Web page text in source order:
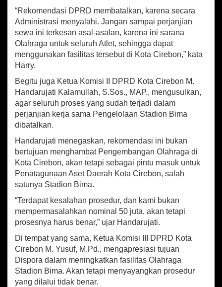
“Rekomendasi DPRD membatalkan, karena secara
Administrasi menyalahi. Jangan sampai perjanjian
sewa ini terkesan asal-asalan, karena ini sarana
Olahraga untuk seluruh Atlet, sehingga dapat
menggunakan fasilitas tersebut di Kota Cirebon,” kata
Harry.
Begitu juga Ketua Komisi II DPRD Kota Cirebon M.
Handarujati Kalamullah, S.Sos., MAP., mengusulkan,
agar seluruh proses yang sudah terjadi dalam
perjanjian kerja sama Pengelolaan Stadion Bima
dibatalkan.
Handarujati menegaskan, rekomendasi ini bukan
bertujuan menghambat Pengembangan Olahraga di
Kota Cirebon, akan tetapi sebagai pintu masuk untuk
Penatagunaan Aset Daerah Kota Cirebon, salah
satunya Stadion Bima.
“Terdapat kesalahan prosedur, dan kami bukan
mempermasalahkan nominal 50 juta, akan tetapi
prosesnya harus benar,” ujar Handarujati.
Di tempat yang sama, Ketua Komisi III DPRD Kota
Cirebon M. Yusuf, M.Pd., mengapresiasi tujuan
Dispora dalam meningkatkan fasilitas Olahraga
Stadion Bima. Akan tetapi menyayangkan prosedur
yang dilalui tidak benar.